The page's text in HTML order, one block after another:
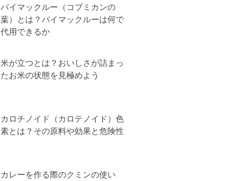
バイマックルー（コブミカンの
葉）とは？バイマックルーは何で
代用できるか
米が立つとは？おいしさが詰まっ
たお米の状態を見極めよう
カロチノイド（カロテノイド）色
素とは？その原料や効果と危険性
カレーを作る際のクミンの使い